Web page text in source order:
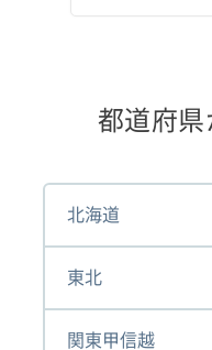
都道府
北海道
東北
関東甲信越